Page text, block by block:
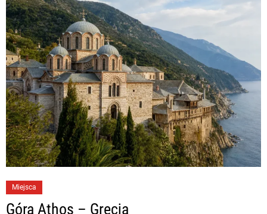
Miejsca
Góra Athos – Grecja